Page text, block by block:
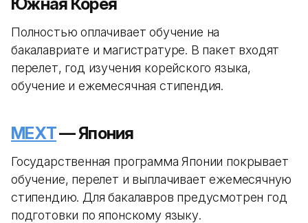
Полностью оплачивает обучение на
бакалавриате и магистратуре. В пакет входят
перелет, год изучения корейского языка,
обучение и ежемесячная стипендия.
MEXT— Япония
Государственная программа Японии покрывает
обучение, перелет и выплачивает ежемесячную
стипендию. Для бакалавров предусмотрен год
подготовки по японскому языку.